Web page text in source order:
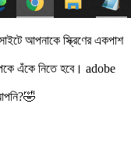
আপনাকে স্ক্রিণের একপাশ
এঁকে নিতে হবে। adobe